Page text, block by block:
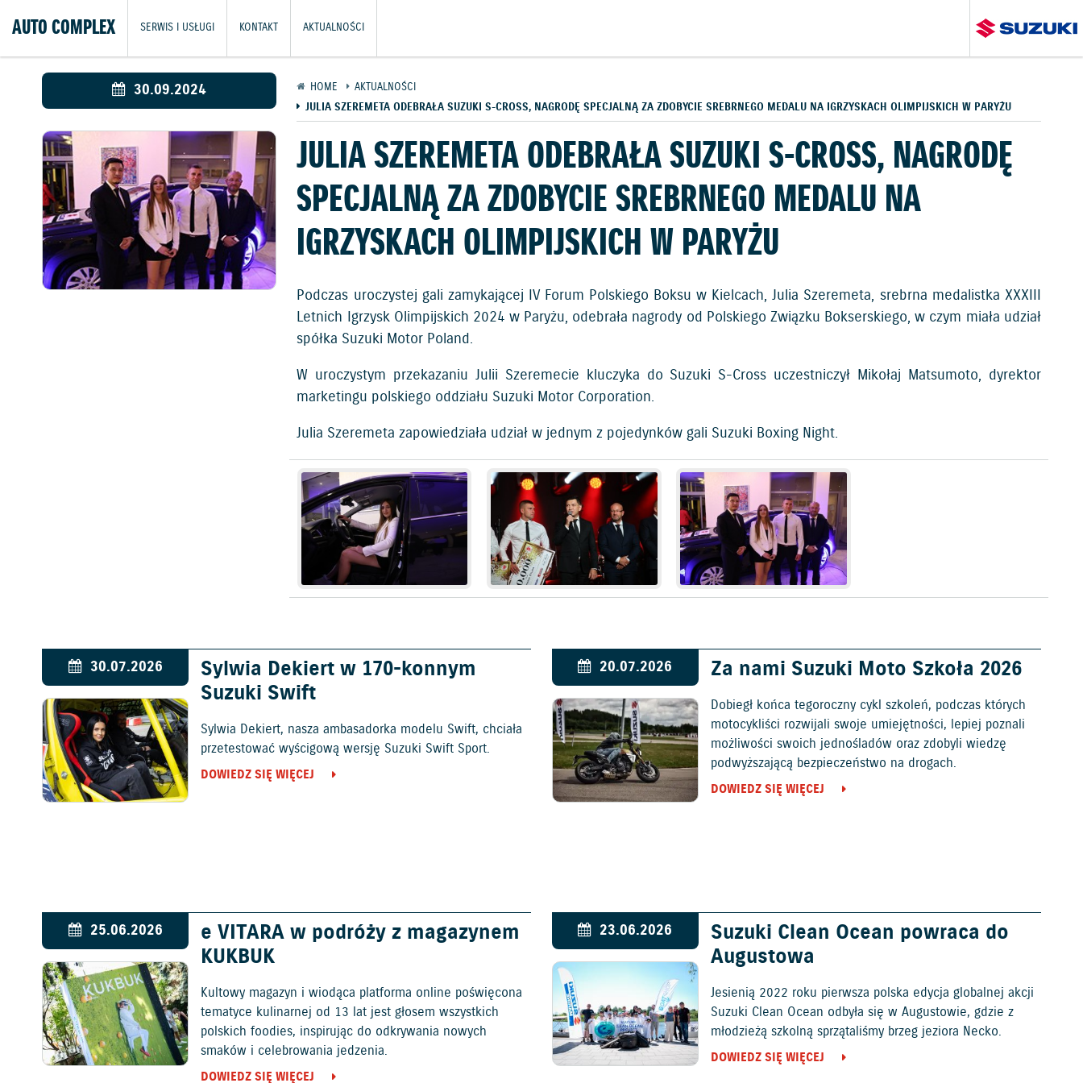
AUTO COMPLEX SERWIS I USŁUGI KONTAKT AKTUALNOŚCI
30.09.2024 HOME
AKTUALNOŚCI
JULIA SZEREMETA ODEBRAŁA SUZUKI S-CROSS, NAGRODĘ SPECJALNĄ ZA ZDOBYCIE SREBRNEGO MEDALU NA IGRZYSKACH OLIMPIJSKICH W PARYŻU
JULIA SZEREMETA ODEBRAŁA SUZUKI S-CROSS, NAGRODĘ
SPECJALNĄ ZA ZDOBYCIE SREBRNEGO MEDALU NA
IGRZYSKACH OLIMPIJSKICH W PARYŻU
Podczas uroczystej gali zamykającej IV Forum Polskiego Boksu w Kielcach, Julia Szeremeta, srebrna medalistka XXXIII
Letnich Igrzysk Olimpijskich 2024 w Paryżu, odebrała nagrody od Polskiego Związku Bokserskiego, w czym miała udział
spółka Suzuki Motor Poland.
W uroczystym przekazaniu Julii Szeremecie kluczyka do Suzuki S-Cross uczestniczył Mikołaj Matsumoto, dyrektor
marketingu polskiego oddziału Suzuki Motor Corporation.
Julia Szeremeta zapowiedziała udział w jednym z pojedynków gali Suzuki Boxing Night.
30.07.2026
Sylwia Dekiert w 170-konnym
Suzuki Swift
Sylwia Dekiert, nasza ambasadorka modelu Swift, chciała
przetestować wyścigową wersję Suzuki Swift Sport.
DOWIEDZ SIĘ WIĘCEJ
20.07.2026 Za nami Suzuki Moto Szkoła 2026
Dobiegł końca tegoroczny cykl szkoleń, podczas których
motocykliści rozwijali swoje umiejętności, lepiej poznali
możliwości swoich jednośladów oraz zdobyli wiedzę
podwyższającą bezpieczeństwo na drogach.
DOWIEDZ SIĘ WIĘCEJ
25.06.2026
e VITARA w podróży z magazynem
KUKBUK
Kultowy magazyn i wiodąca platforma online poświęcona
tematyce kulinarnej od 13 lat jest głosem wszystkich
polskich foodies, inspirując do odkrywania nowych
smaków i celebrowania jedzenia.
DOWIEDZ SIĘ WIĘCEJ
23.06.2026
Suzuki Clean Ocean powraca do
Augustowa
Jesienią 2022 roku pierwsza polska edycja globalnej akcji
Suzuki Clean Ocean odbyła się w Augustowie, gdzie z
młodzieżą szkolną sprzątaliśmy brzeg jeziora Necko.
DOWIEDZ SIĘ WIĘCEJ